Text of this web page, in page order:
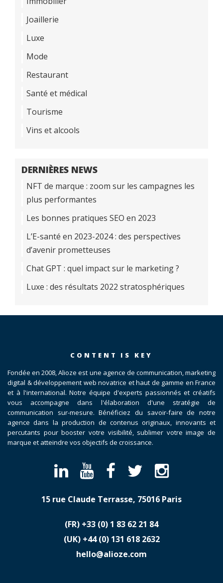
Joaillerie
Luxe
Mode
Restaurant
Santé et médical
Tourisme
Vins et alcools
DERNIÈRES NEWS
NFT de marque : zoom sur les campagnes les
plus performantes
Les bonnes pratiques SEO en 2023
L’E-santé en 2023-2024 : des perspectives
d’avenir prometteuses
Chat GPT : quel impact sur le marketing ?
Luxe : des résultats 2022 stratosphériques
CONTENT IS KEY
Fondée en 2008, Alioze est une agence de communication, marketing
digital & développement web novatrice et haut de gamme en France
et à l'international. Notre équipe d'experts passionnés et créatifs
vous accompagne dans l'élaboration d'une stratégie de
communication sur-mesure. Bénéficiez du savoir-faire de notre
agence dans la production de contenus originaux, innovants et
percutants pour booster votre visibilité, sublimer votre image de
marque et atteindre vos objectifs de croissance.
15 rue Claude Terrasse, 75016 Paris
(FR) ​+33 (0) 1 83 62 21 84
(UK) ​+44 (0) 131 618 2632
hello@alioze.com